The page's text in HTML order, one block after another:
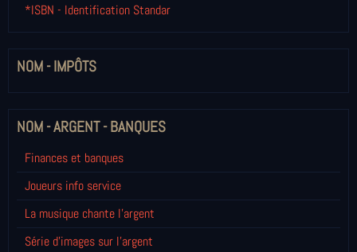
*ISBN - Identification Standar
NOM - IMPÔTS
NOM - ARGENT - BANQUES
Finances et banques
Joueurs info service
La musique chante l'argent
Série d'images sur l'argent